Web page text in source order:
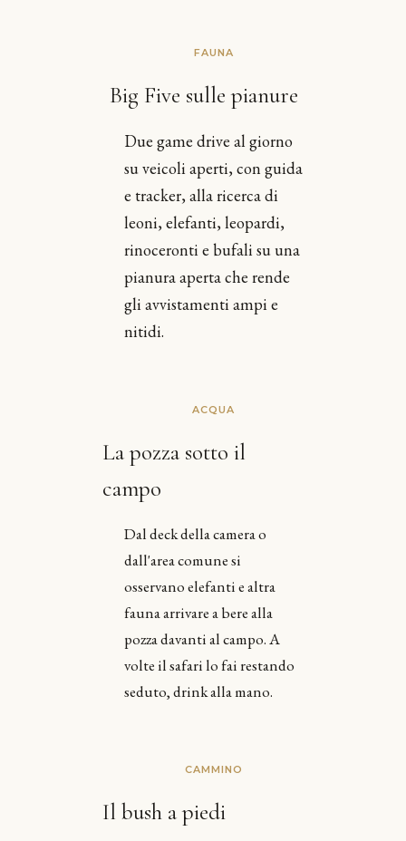
FAUNA
Big Five sulle pianure
Due game drive al giorno
su veicoli aperti, con guida
e tracker, alla ricerca di
leoni, elefanti, leopardi,
rinoceronti e bufali su una
pianura aperta che rende
gli avvistamenti ampi e
nitidi.
ACQUA
La pozza sotto il
campo
Dal deck della camera o
dall'area comune si
osservano elefanti e altra
fauna arrivare a bere alla
pozza davanti al campo. A
volte il safari lo fai restando
seduto, drink alla mano.
CAMMINO
Il bush a piedi